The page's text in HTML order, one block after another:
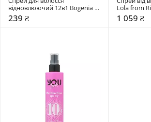
відновлюючий 12в1 Bogenia
Professional Restorative Spray
239 ₴
Lola from
1 059 ₴